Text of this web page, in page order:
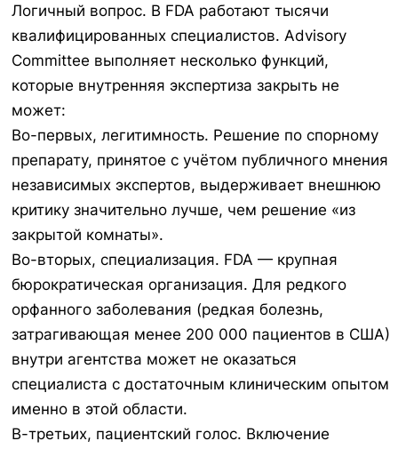
Логичный вопрос. В FDA работают тысячи
квалифицированных специалистов. Advisory
Committee выполняет несколько функций,
которые внутренняя экспертиза закрыть не
может:
Во-первых, легитимность. Решение по спорному
препарату, принятое с учётом публичного мнения
независимых экспертов, выдерживает внешнюю
критику значительно лучше, чем решение «из
закрытой комнаты».
Во-вторых, специализация. FDA — крупная
бюрократическая организация. Для редкого
орфанного заболевания (редкая болезнь,
затрагивающая менее 200 000 пациентов в США)
внутри агентства может не оказаться
специалиста с достаточным клиническим опытом
именно в этой области.
В-третьих, пациентский голос. Включение